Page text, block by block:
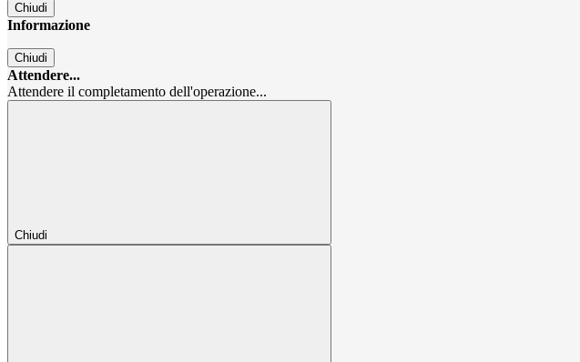
Chiudi
Informazione
Chiudi
Attendere...
Attendere il completamento dell'operazione...
Chiudi